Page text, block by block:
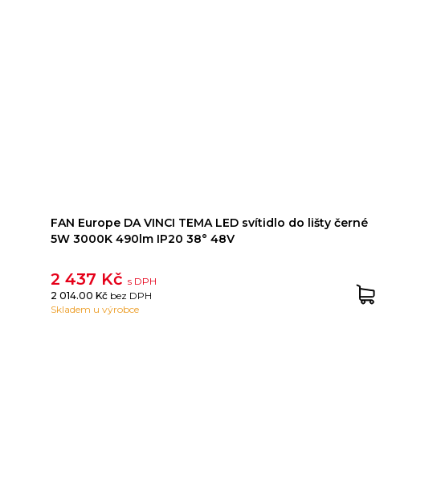
FAN Europe DA VINCI TEMA LED svítidlo do lišty černé
5W 3000K 490lm IP20 38° 48V
2 437 Kčs DPH
2 014.00 Kč bez DPH
Skladem u výrobce